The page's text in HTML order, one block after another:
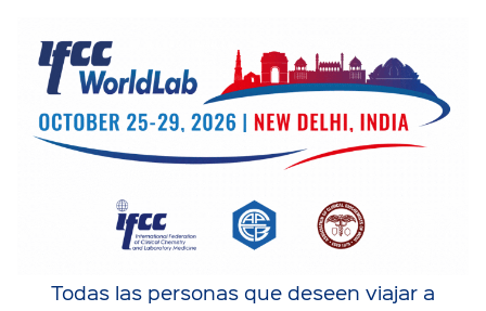
Todas las personas que deseen viajar a